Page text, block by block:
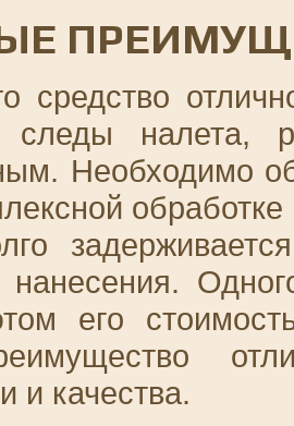
средство
следы налета,
Необходимо
нанесения.
его
и качества.